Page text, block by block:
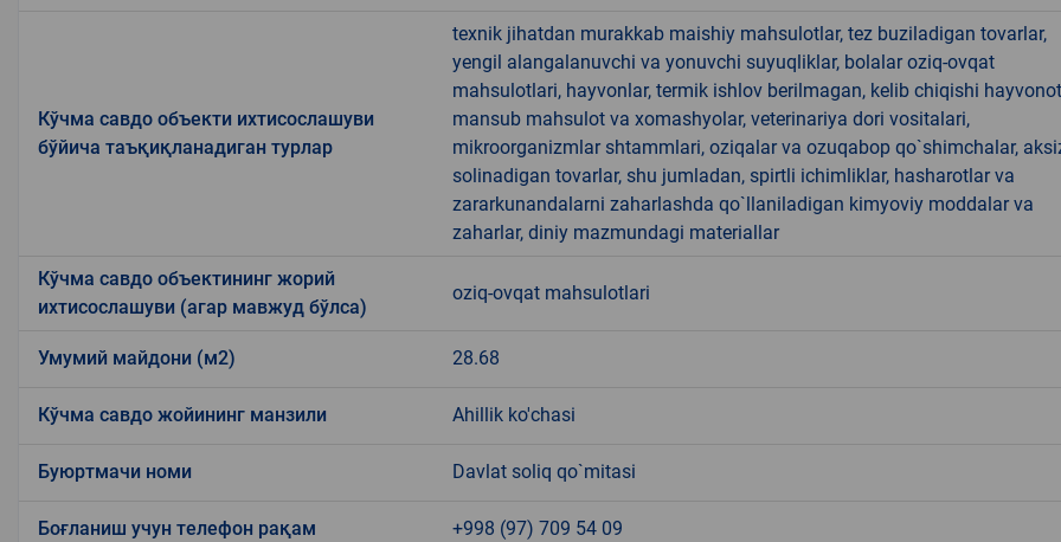
Кўчма савдо объекти ихтисослашуви
бўйича таъқиқланадиган турлар
texnik jihatdan murakkab maishiy mahsulotlar, tez buziladigan tovarlar,
yengil alangalanuvchi va yonuvchi suyuqliklar, bolalar oziq-ovqat
mahsulotlari, hayvonlar, termik ishlov berilmagan, kelib chiqishi
mansub mahsulot va xomashyolar, veterinariya dori vositalari,
mikroorganizmlar shtammlari, oziqalar va ozuqabop qo`shimchalar,
solinadigan tovarlar, shu jumladan, spirtli ichimliklar, hasharotlar va
zararkunandalarni zaharlashda qo`llaniladigan kimyoviy moddalar va
zaharlar, diniy mazmundagi materiallar
Кўчма савдо объектининг жорий
ихтисослашуви (агар мавжуд бўлса)
oziq-ovqat mahsulotlari
Умумий майдони (м2) 28.68
Кўчма савдо жойининг манзили Ahillik ko'chasi
Буюртмачи номи Davlat soliq qo`mitasi
Боғланиш учун телефон рақам +998 (97) 709 54 09